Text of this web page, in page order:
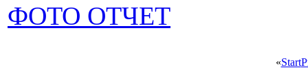
ФОТО ОТЧЕТ
«Start